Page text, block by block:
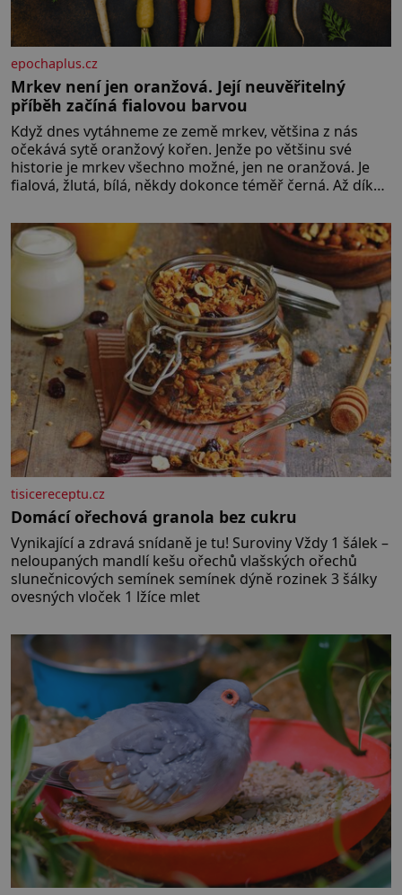
epochaplus.cz
Mrkev není jen oranžová. Její neuvěřitelný
příběh začíná fialovou barvou
Když dnes vytáhneme ze země mrkev, většina z nás
očekává sytě oranžový kořen. Jenže po většinu své
historie je mrkev všechno možné, jen ne oranžová. Je
fialová, žlutá, bílá, někdy dokonce téměř černá. Až díky
bez které si českou zahradu ani nedokážeme
představit. Její příběh je
tisicereceptu.cz
Domácí ořechová granola bez cukru
Vynikající a zdravá snídaně je tu! Suroviny Vždy 1 šálek –
neloupaných mandlí kešu ořechů vlašských ořechů
slunečnicových semínek semínek dýně rozinek 3 šálky
ovesných vloček 1 lžíce mlet